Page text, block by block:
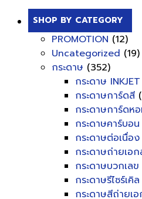
SHOP BY CATEGORY
PROMOTION (12)
Uncategorized (19)
กระดาษ (352)
กระดาษ
กระดาษการ์ดสี
กระดาษการ์ดห
กระดาษคาร์บอน
กระดาษต่อเนื่อง
กระดาษถ่ายเอก
กระดาษบวกเลข
กระดาษรีไซร์เคิล
กระดาษสีถ่ายเ